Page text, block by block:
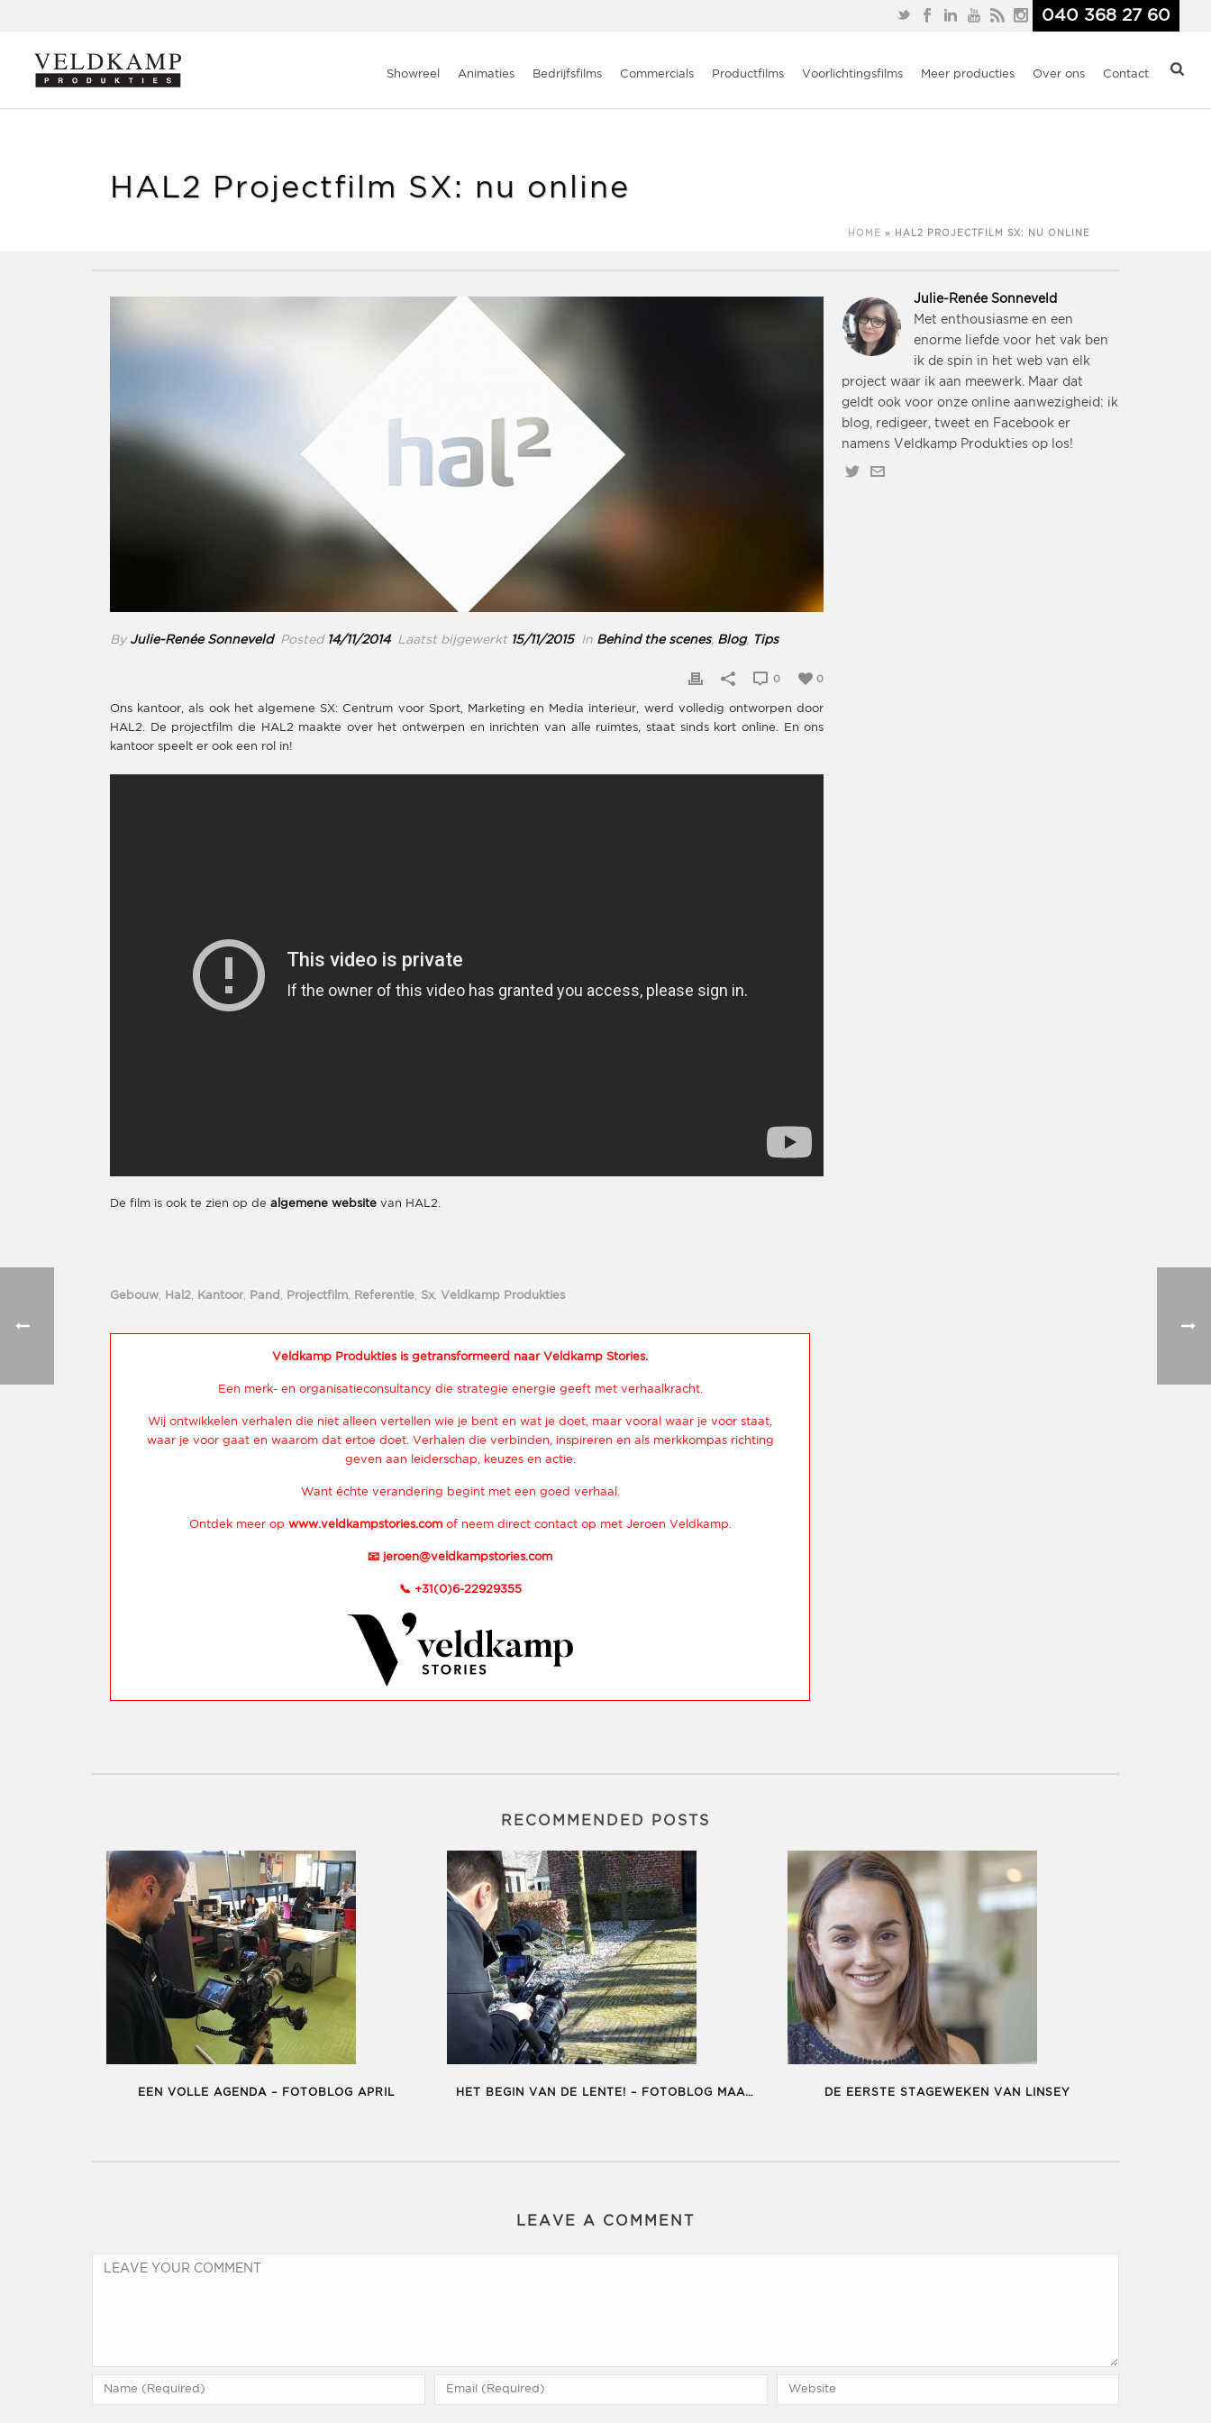
040 368 27 60
Showreel Animaties Bedrijfsfilms Commercials Productfilms Voorlichtingsfilms Meer producties Over ons Contact
HAL2 Projectfilm SX: nu online
HOME » HAL2 PROJECTFILM SX: NU ONLINE
By Julie-Renée Sonneveld Posted 14/11/2014Laatst bijgewerkt 15/11/2015 In Behind the scenes, Blog, Tips
0
0
Ons kantoor, als ook het algemene SX: Centrum voor Sport, Marketing en Media interieur, werd volledig ontworpen door
HAL2. De projectfilm die HAL2 maakte over het ontwerpen en inrichten van alle ruimtes, staat sinds kort online. En ons
kantoor speelt er ook een rol in!
De film is ook te zien op de algemene website van HAL2.
Gebouw Hal2 Kantoor, Pand Projectfilm Referentie Sx Veldkamp Produkties
Veldkamp Produkties is getransformeerd naar Veldkamp Stories.
Een merk- en organisatieconsultancy die strategie energie geeft met verhaalkracht.
Wij ontwikkelen verhalen die niet alleen vertellen wie je bent en wat je doet, maar vooral waar je voor staat,
waar je voor gaat en waarom dat ertoe doet. Verhalen die verbinden, inspireren en als merkkompas richting
geven aan leiderschap, keuzes en actie.
Want échte verandering begint met een goed verhaal.
Ontdek meer op www.veldkampstories.comof neem direct contact op met Jeroen Veldkamp.
📧 jeroen@veldkampstories.com
📞 +31(0)6-22929355
Julie-Renée Sonneveld
Met enthousiasme en een
enorme liefde voor het vak ben
ik de spin in het web van elk
project waar ik aan meewerk. Maar dat
geldt ook voor onze online aanwezigheid: ik
blog, redigeer, tweet en Facebook er
namens Veldkamp Produkties op los!
RECOMMENDED POSTS
EEN VOLLE AGENDA – FOTOBLOG APRIL HET BEGIN VAN DE LENTE! – FOTOBLOG MAART DE EERSTE STAGEWEKEN VAN LINSEY
LEAVE A COMMENT